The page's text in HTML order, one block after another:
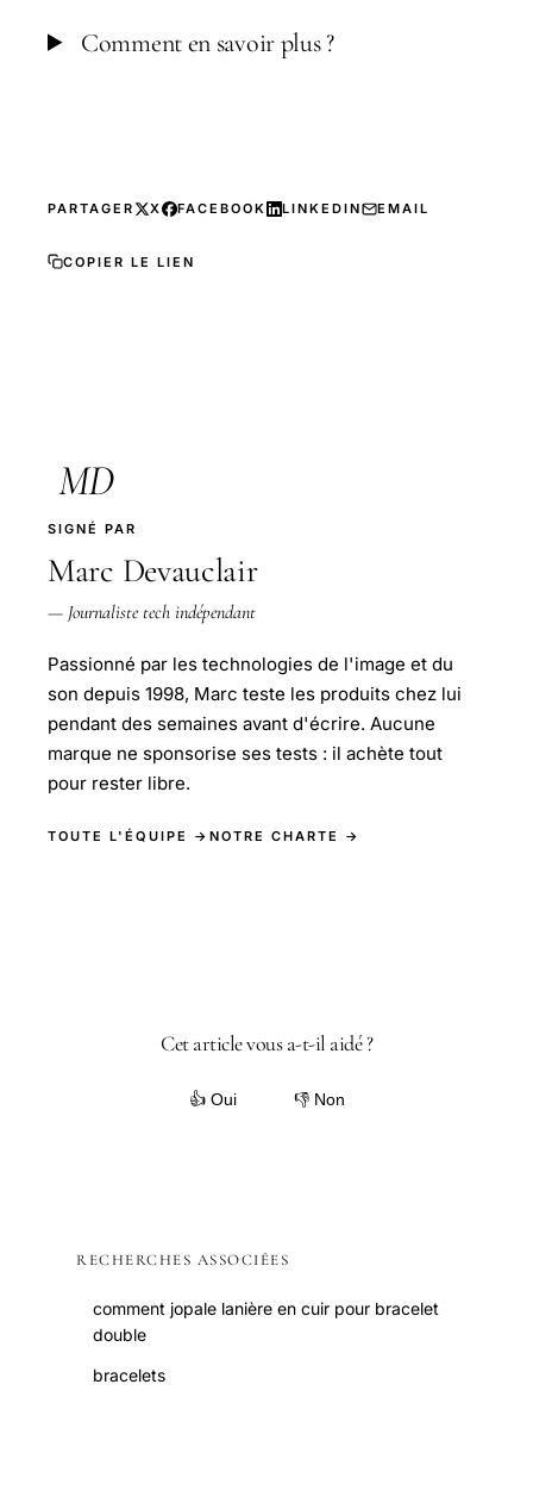
Comment en savoir plus ?
PARTAGER X FACEBOOK LINKEDIN EMAIL
COPIER LE LIEN
MD
SIGNÉ PAR
Marc Devauclair
— Journaliste tech indépendant
Passionné par les technologies de l'image et du
son depuis 1998, Marc teste les produits chez lui
pendant des semaines avant d'écrire. Aucune
marque ne sponsorise ses tests : il achète tout
pour rester libre.
TOUTE L'ÉQUIPE → NOTRE CHARTE →
Cet article vous a-t-il aidé ?
👍 Oui 👎 Non
RECHERCHES ASSOCIÉES
comment jopale lanière en cuir pour bracelet
double
bracelets